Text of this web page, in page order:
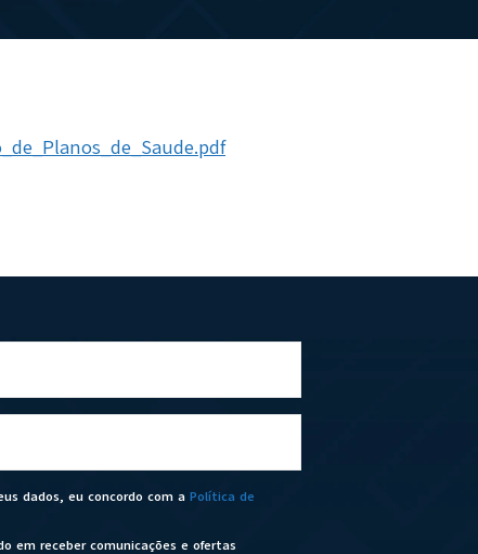
dados, eu concordo com aPolítica de
em receber comunicações e ofertas